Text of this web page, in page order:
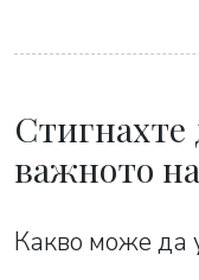
Стигнахте
важното
Какво може да